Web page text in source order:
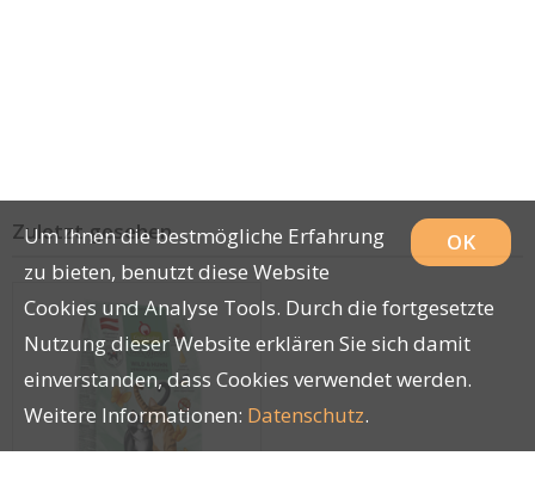
Zuletzt gesehen OK
Um Ihnen die bestmögliche Erfahrung
zu bieten, benutzt diese Website
Cookies und Analyse Tools. Durch die fortgesetzte
Nutzung dieser Website erklären Sie sich damit
einverstanden, dass Cookies verwendet werden.
Weitere Informationen: Datenschutz.